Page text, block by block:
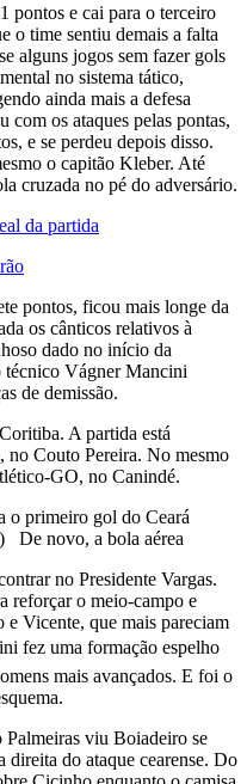
pontos e cai para o terceiro
o time sentiu demais a falta
alguns jogos sem fazer gols
no sistema tático,
ainda mais a defesa
com os ataques pelas pontas,
e se perdeu depois disso.
o capitão Kleber. Até
cruzada no pé do adversário.
da partida
pontos, ficou mais longe da
os cânticos relativos à
dado no início da
técnico Vágner Mancini
de demissão.
A partida está
no Couto Pereira. No mesmo
GO, no Canindé.
o primeiro gol do Ceará
De novo, a bola aérea
no Presidente Vargas.
reforçar o meio-campo e
e Vicente, que mais pareciam
uma formação espelho
mais avançados. E foi o
Palmeiras viu Boiadeiro se
direita do ataque cearense. Do